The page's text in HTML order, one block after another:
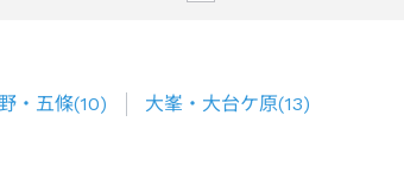
・五條(10) 大峯・大台ケ原(13)